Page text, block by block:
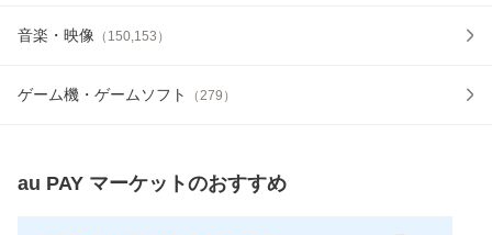
音楽・映像 （ 150,153 ）
ゲーム機・ゲームソフト （279 ）
au PAY マーケットのおすすめ